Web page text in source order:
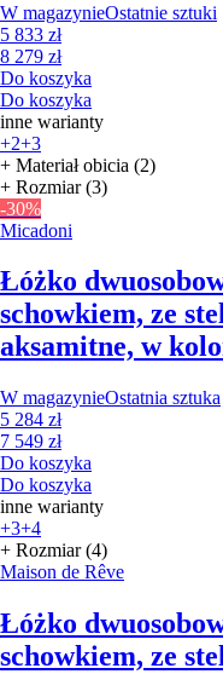
W magazynieOstatnie sztuki
5 833 zł
8 279 zł
Do koszyka
Do koszyka
inne warianty
+2+3
+ Materiał obicia (2)
+ Rozmiar (3)
-30%
Micadoni
Łóżko
schowkiem, ze
aksamitne, w
W magazynieOstatnia sztuka
5 284 zł
7 549 zł
Do koszyka
Do koszyka
inne warianty
+3+4
+ Rozmiar (4)
Maison de Rêve
Łóżko
schowkiem, ze